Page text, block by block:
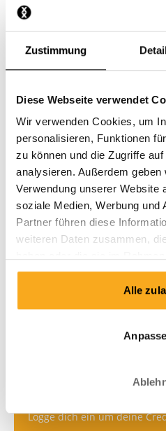
Zustimmung
Diese Webseite verwendet
Wir verwenden Cookies, um
personalisieren, Funktionen
zu können und die Zugriffe
analysieren. Außerdem
Verwendung unserer Website
soziale Medien, Werbung und
Partner führen diese
weiteren Daten zusammen,
gesammelt haben.
Alle
Logge dich ein um deine